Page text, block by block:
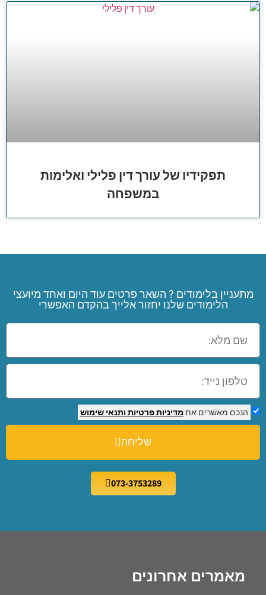
תפקידיו של עורך דין פלילי ואלימות
במשפחה
מתעניין בלימודים ? השאר פרטים עוד היום ואחד מיועצי
הלימודים שלנו יחזור אלייך בהקדם האפשרי
הנכם מאשרים את מדיניות פרטיות ותנאי שימוש
שליחה
073-3753289
מאמרים אחרונים